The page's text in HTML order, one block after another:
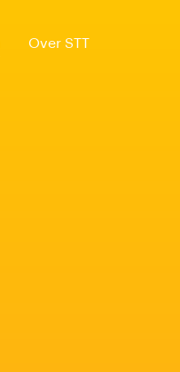
Over STT